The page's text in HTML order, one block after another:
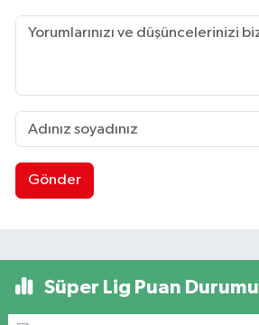
Gönder
Süper Lig Puan Durumu